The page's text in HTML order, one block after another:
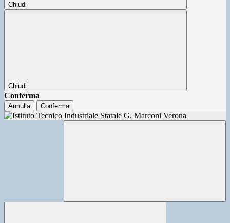
Chiudi
Chiudi
Conferma
Annulla Conferma